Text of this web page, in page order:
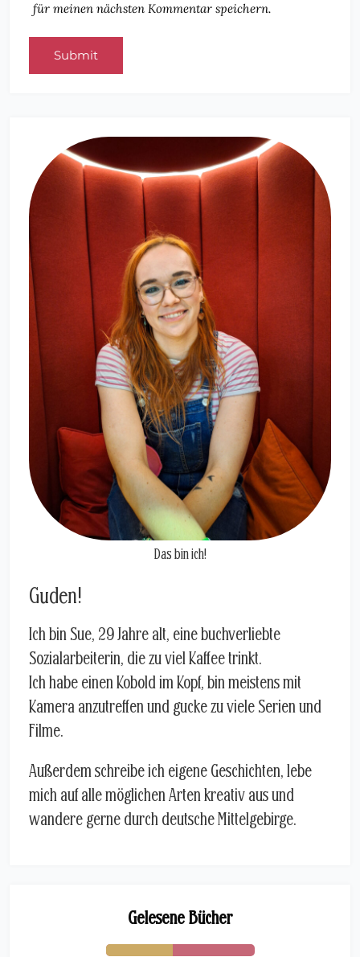
für meinen nächsten Kommentar speichern.
Das bin ich!
Guden!
Ich bin Sue, 29 Jahre alt, eine buchverliebte
Sozialarbeiterin, die zu viel Kaffee trinkt.
Ich habe einen Kobold im Kopf, bin meistens mit
Kamera anzutreffen und gucke zu viele Serien und
Filme.
Außerdem schreibe ich eigene Geschichten, lebe
mich auf alle möglichen Arten kreativ aus und
wandere gerne durch deutsche Mittelgebirge.
Gelesene Bücher